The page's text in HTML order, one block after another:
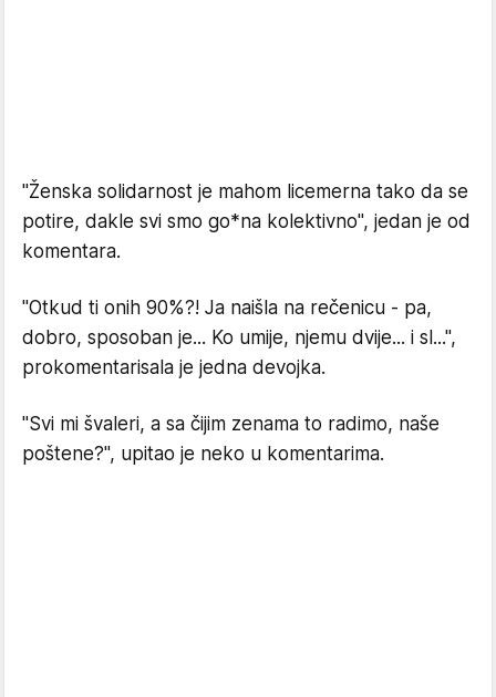
"Ženska solidarnost je mahom licemerna tako da se
potire, dakle svi smo go*na kolektivno", jedan je od
komentara.
"Otkud ti onih 90%?! Ja naišla na rečenicu - pa,
dobro, sposoban je... Ko umije, njemu dvije... i sl...",
prokomentarisala je jedna devojka.
"Svi mi švaleri, a sa čijim zenama to radimo, naše
poštene?", upitao je neko u komentarima.